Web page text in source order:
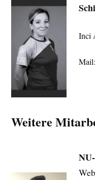
Inci
Mail:
Weitere